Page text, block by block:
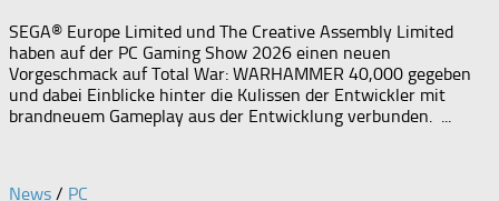
SEGA® Europe Limited und The Creative Assembly Limited
haben auf der PC Gaming Show 2026 einen neuen
Vorgeschmack auf Total War: WARHAMMER 40,000 gegeben
und dabei Einblicke hinter die Kulissen der Entwickler mit
brandneuem Gameplay aus der Entwicklung verbunden. ...
News / PC